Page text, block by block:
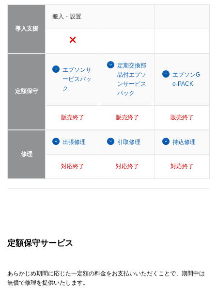
導入支援
搬入・設置
定額保守
エプソンサ
ービスパッ
ク
定期交換部
品付エプソ
ンサービス
パック
エプソンG
o-PACK
販売終了 販売終了 販売終了
修理
出張修理 引取修理 持込修理
対応終了 対応終了 対応終了
定額保守サービス
あらかじめ期間に応じた一定額の料金をお支払いいただくことで、期間中は
無償で修理を提供いたします。